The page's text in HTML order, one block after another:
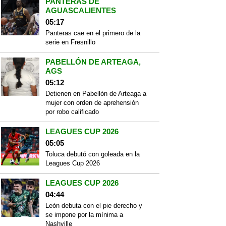
AGUASCALIENTES
05:17
Panteras cae en el primero de la
serie en Fresnillo
PABELLÓN DE ARTEAGA,
AGS
05:12
Detienen en Pabellón de Arteaga a
mujer con orden de aprehensión
por robo calificado
LEAGUES CUP 2026
05:05
Toluca debutó con goleada en la
Leagues Cup 2026
LEAGUES CUP 2026
04:44
León debuta con el pie derecho y
se impone por la mínima a
Nashville